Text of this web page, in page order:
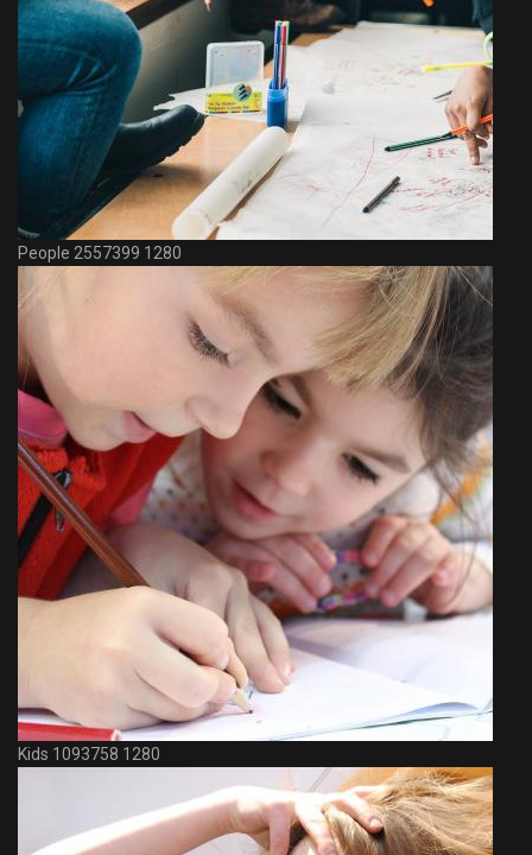
People 2557399 1280
Kids 1093758 1280